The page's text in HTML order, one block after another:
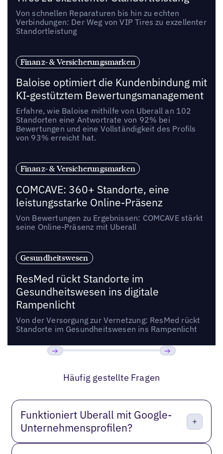
Von schnellen Reparaturen bis hin zu echten
Verbindungen: Der Weg von VIP Tires zu exzellenter
Standortleistung
Finanz- & Versicherungsmarken
Baloise optimiert die Kundenbindung mit
KI-gestütztem Bewertungsmanagement
Erfahre, wie Baloise mithilfe von Uberall an 102
Standorten eine Antwortrate von 92% bei
Bewertungen und eine Vollständigkeit des Profils
von 93% erreicht hat.
Finanz- & Versicherungsmarken
COMCAVE: 360+ Standorte, eine
leistungsstarke Online-Präsenz
Von Bewertungen zu Ergebnissen: COMCAVE stärkt
seine Online-Präsenz mit Uberall
Gesundheitswesen
ResMed rückt Standorte im
Gesundheitswesen ins digitale
Rampenlicht
Von der Versorgung zur Vernetzung: ResMed rückt
Standorte im Gesundheitswesen ins Rampenlicht
Häufig gestellte Fragen
Funktioniert Uberall mit Google-
Unternehmensprofilen?